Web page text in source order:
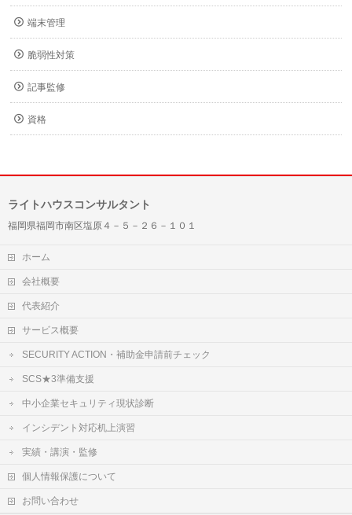
端末管理
脆弱性対策
記事監修
資格
ライトハウスコンサルタント
福岡県福岡市南区塩原４－５－２６－１０１
ホーム
会社概要
代表紹介
サービス概要
SECURITY ACTION・補助金申請前チェック
SCS★3準備支援
中小企業セキュリティ現状診断
インシデント対応机上演習
実績・講演・監修
個人情報保護について
お問い合わせ